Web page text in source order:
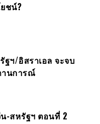
ชน์?
ฯ/อิสราเอล จะจบ
านการณ์
-สหรัฐฯ ตอนที่ 2